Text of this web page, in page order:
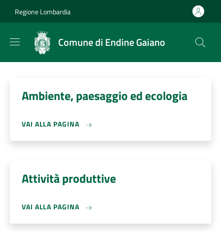
Regione Lombardia
Comune di Endine Gaiano
Ambiente, paesaggio ed ecologia
VAI ALLA PAGINA
Attività produttive
VAI ALLA PAGINA